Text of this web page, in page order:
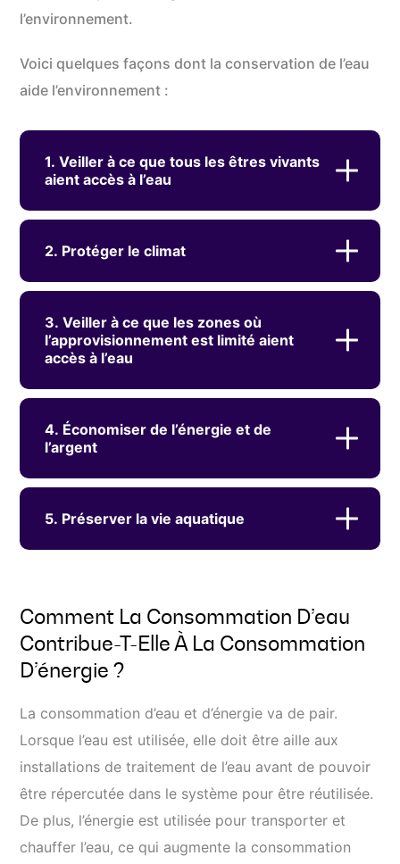
l’environnement.
Voici quelques façons dont la conservation de l’eau
aide l’environnement :
1. Veiller à ce que tous les êtres vivants
aient accès à l’eau
2. Protéger le climat
3. Veiller à ce que les zones où
l’approvisionnement est limité aient
accès à l’eau
4. Économiser de l’énergie et de
l’argent
5. Préserver la vie aquatique
Comment La Consommation D’eau
Contribue-T-Elle À La Consommation
D’énergie ?
La consommation d’eau et d’énergie va de pair.
Lorsque l’eau est utilisée, elle doit être aille aux
installations de traitement de l’eau avant de pouvoir
être répercutée dans le système pour être réutilisée.
De plus, l’énergie est utilisée pour transporter et
chauffer l’eau, ce qui augmente la consommation